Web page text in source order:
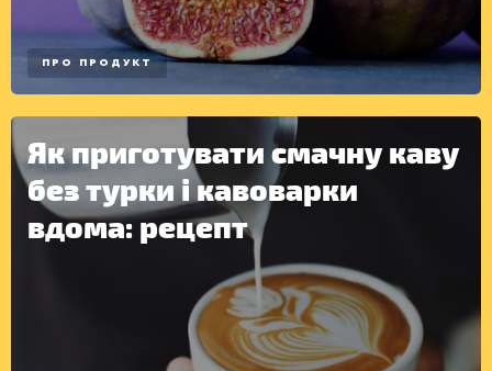
ПРО ПРОДУКТ
Як приготувати смачну каву
без турки і кавоварки
вдома: рецепт